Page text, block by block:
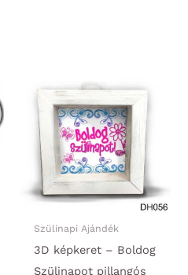
Szülinapi Ajándék
3D képkeret – Boldog
Szülinapot pillangós